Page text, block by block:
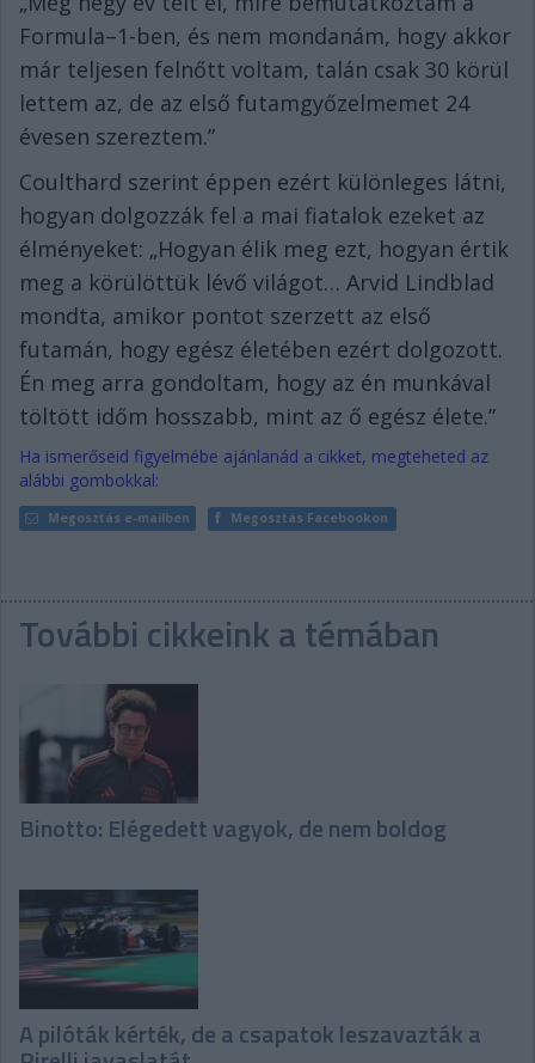
Formula–1-ben, és nem mondanám, hogy akkor
már teljesen felnőtt voltam, talán csak 30 körül
lettem az, de az első futamgyőzelmemet 24
évesen szereztem.”
Coulthard szerint éppen ezért különleges látni,
hogyan dolgozzák fel a mai fiatalok ezeket az
élményeket: „Hogyan élik meg ezt, hogyan értik
meg a körülöttük lévő világot… Arvid Lindblad
mondta, amikor pontot szerzett az első
futamán, hogy egész életében ezért dolgozott.
Én meg arra gondoltam, hogy az én munkával
töltött időm hosszabb, mint az ő egész élete.”
Ha ismerőseid figyelmébe ajánlanád a cikket, megteheted az
alábbi gombokkal:
Megosztás e-mailben Megosztás Facebookon
További cikkeink a témában
Binotto: Elégedett vagyok, de nem boldog
A pilóták kérték, de a csapatok leszavazták a